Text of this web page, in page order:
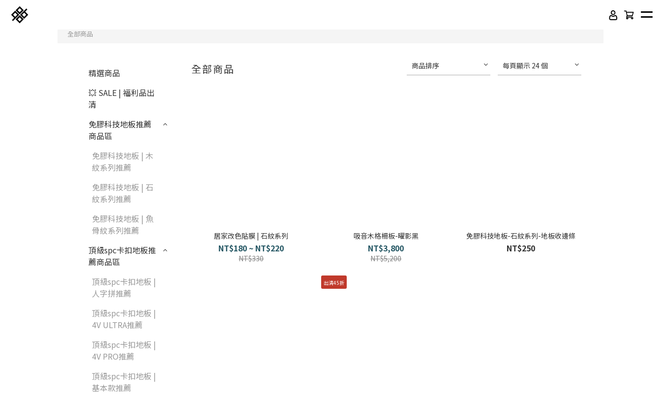
免膠科技木紋地板
立體纖維吸隔音板
科技地毯
嬰幼兒爬爬地墊
居家改色貼膜
部落格首頁
全部商品
精選商品
💥 SALE | 福利品出
清
免膠科技地板推薦
商品區
免膠科技地板 | 木
紋系列推薦
免膠科技地板 | 石
紋系列推薦
免膠科技地板 | 魚
骨紋系列推薦
頂級spc卡扣地板推
薦商品區
頂級spc卡扣地板 |
人字拼推薦
頂級spc卡扣地板 |
4V ULTRA推薦
頂級spc卡扣地板 |
4V PRO推薦
頂級spc卡扣地板 |
基本款推薦
全部商品 商品排序 每頁顯示 24 個
居家改色貼膜 | 石紋系列
NT$180 ~ NT$220
NT$330
吸音木格柵板-曜影黑
NT$3,800
NT$5,200
免膠科技地板-石紋系列-地板收邊條
NT$250
出清45折